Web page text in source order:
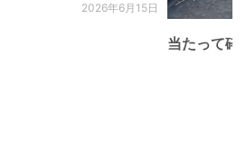
2026年6月15日
当たって砕